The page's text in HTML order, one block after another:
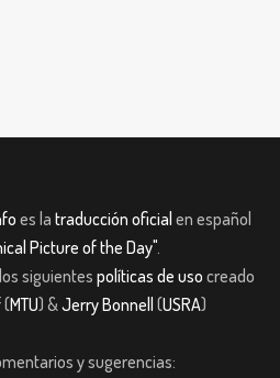
es la traducción oficial en español
Picture of the Day".
siguientes políticas de uso creado
(MTU) &Jerry Bonnell (USRA)
y sugerencias: